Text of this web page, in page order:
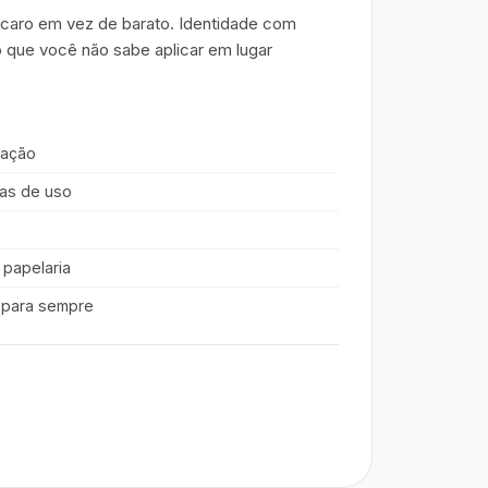
em vez de barato. Identidade com
você não sabe aplicar em lugar
de uso
sempre